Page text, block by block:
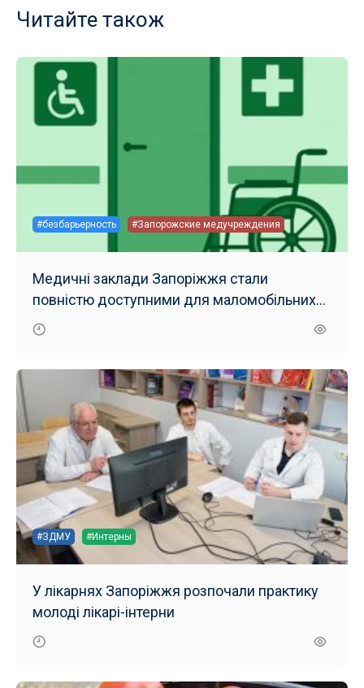
Читайте також
#безбарьерность #Запорожские медучреждения
Медичні заклади Запоріжжя стали
повністю доступними для маломобільних
груп населення
#ЗДМУ #Интерны
У лікарнях Запоріжжя розпочали практику
молоді лікарі-інтерни